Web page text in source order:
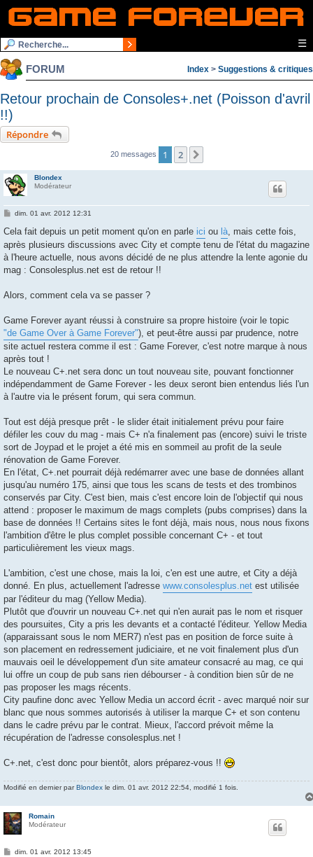
☰
FORUM Index > Suggestions & critiques
Retour prochain de Consoles+.net (Poisson d'avril
!!)
Répondre
20 messages 1 2
Blondex
Modérateur
M
s
a
g
dim. 01 avr. 2012 12:31
Cela fait depuis un petit moment qu'on en parle ici ou là, mais cette fois,
après plusieurs discussions avec City et compte tenu de l'état du magazine
à l'heure actuelle, nous avons décidé de ne plus attendre la lente agonie du
mag : Consolesplus.net est de retour !!
Alors, comment cela va se passer ?
Game Forever ayant réussi à construire sa propre histoire (voir le topic
"de Game Over à Game Forever"), et peut-être aussi par prudence, notre
site actuel restera comme il est : Game Forever, c'est notre marque à nous
après tout !
Le nouveau C+.net sera donc un tout nouveau site, pouvant fonctionner
indépendamment de Game Forever - les deux seront bien entendus liés l'un
à l'autre via le présent forum, qui sera commun.
Tout est déjà presque prêt - le slider était initialement prévu pour faire
défiler les couv du mag - mais C+ n'a finalement pas (encore) suivi le triste
sort de Joypad et le projet a été mis en sommeil au profit de la seule
rénovation de Game Forever.
En l'état, C+.net pourrait déjà redémarrer avec une base de données allant
jusqu'au numéro 175, ainsi que tous les scans de tests et des trombinos
conservés par City. C'est bien, mais c'est encore loin de l'objectif qui nous
attend : proposer le maximum de mags complets (pubs comprises) dans la
base de données !! Certains sites le font déjà, mais nous, nous nous fixons
l'ambition d'être le plus complet possible concernant C+ - et tout
particulièrement les vieux mags.
L'ambition, c'est une chose, mais la loi, c'en est une autre, et City a déjà
donné. En plus, actuellement l'adresse www.consolesplus.net est utilisée
par l'éditeur du mag (Yellow Media).
Plutôt que d'ouvrir un nouveau C+.net qui n'en aurait pas le nom et risquer
des poursuites, City a pris les devants et a contacté l'éditeur. Yellow Media
(apparaissant sous le nom MER7) n'est pas en position de force suite à
son placement en redressement judiciaire, et ne voit finalement plus d'un
mauvais oeil le développement d'un site amateur consacré au mag, ce qui
lui offre un coup de pub sans rien débourser - à condition bien sûr de ne
pas proposer les mags récents.
City paufine donc avec Yellow Media un accord écrit - avec marqué noir sur
blanc que nous sommes autorisés à utiliser la marque C+ et son contenu
dans le cadre prévu par le contrat. Mieux, l'accord prévoit même la
récupération de l'adresse consolesplus.net !
C+.net, c'est donc pour bientôt, alors préparez-vous !!
Modifié en dernier par Blondex le dim. 01 avr. 2012 22:54, modifié 1 fois.
Romain
Modérateur
Mdim. 01 avr. 2012 13:45